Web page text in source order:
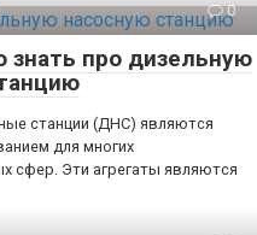
0
знать про дизельную
станции (ДНС) являются
для многих
сфер. Эти агрегаты являются